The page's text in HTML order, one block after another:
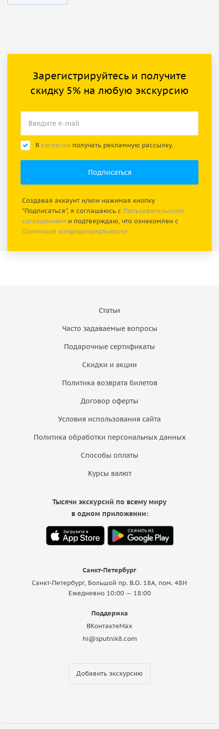
Зарегистрируйтесь и получите
скидку 5% на любую экскурсию
Я согласен получать рекламную рассылку.
Создавая аккаунт и/или нажимая кнопку
"Подписаться", я соглашаюсь с Пользовательским
соглашением и подтверждаю, что ознакомлен с
Политикой конфиденциальности
Статьи
Часто задаваемые вопросы
Подарочные сертификаты
Скидки и акции
Политика возврата билетов
Договор оферты
Условия использования сайта
Политика обработки персональных данных
Способы оплаты
Курсы валют
Санкт-Петербург
Санкт-Петербург, Большой пр. В.О. 18A, пом. 48Н
Ежедневно 10:00 — 18:00
Поддержка
ВКонтактеMax
hi@sputnik8.com
Добавить экскурсию
Тысячи экскурсий по всему миру
в одном приложении: